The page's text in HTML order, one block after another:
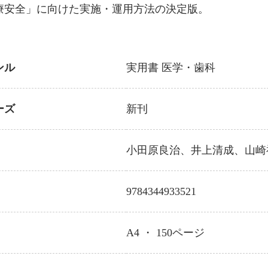
安全」に向けた実施・運用方法の決定版。
ル 実用書 医学・歯科
ズ 新刊
小田原良治、井上清成、山
9784344933521
A4 ・ 150ページ